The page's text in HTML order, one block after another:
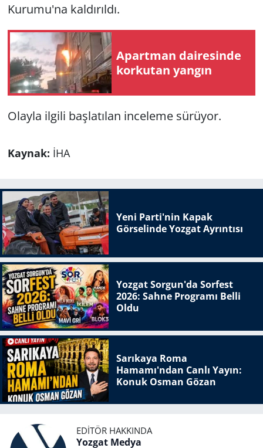
Kurumu'na kaldırıldı.
Apartman dairesinde
korkutan yangın
Olayla ilgili başlatılan inceleme sürüyor.
Kaynak: İHA
Yeni Parti'nin Kapak
Görselinde Yozgat Ayrıntısı
Yozgat Sorgun'da Sorfest
2026: Sahne Programı Belli
Oldu
Sarıkaya Roma
Hamamı'ndan Canlı Yayın:
Konuk Osman Gözan
EDITÖR HAKKINDA
Yozgat Medya